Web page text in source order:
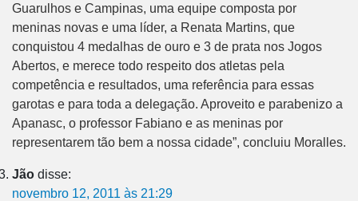
Guarulhos e Campinas, uma equipe composta por
meninas novas e uma líder, a Renata Martins, que
conquistou 4 medalhas de ouro e 3 de prata nos Jogos
Abertos, e merece todo respeito dos atletas pela
competência e resultados, uma referência para essas
garotas e para toda a delegação. Aproveito e parabenizo a
Apanasc, o professor Fabiano e as meninas por
representarem tão bem a nossa cidade”, concluiu Moralles.
Jão disse:
novembro 12, 2011 às 21:29